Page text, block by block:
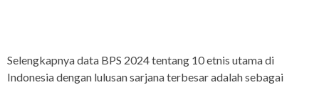
Selengkapnya data BPS 2024 tentang 10 etnis utama di
Indonesia dengan lulusan sarjana terbesar adalah sebagai